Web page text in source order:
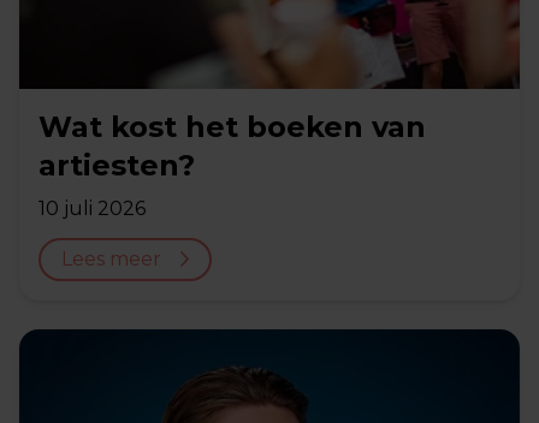
Wat kost het boeken van
artiesten?
10 juli 2026
Lees meer